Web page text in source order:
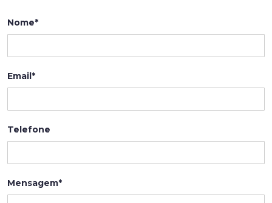
Nome*
Email*
Telefone
Mensagem*